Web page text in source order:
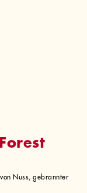
Nuss, gebrannter